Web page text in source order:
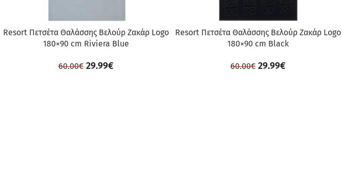
Resort Πετσέτα Θαλάσσης Βελούρ Ζακάρ Logo
180×90 cm Riviera Blue
60.00€ 29.99€
Resort Πετσέτα Θαλάσσης Βελούρ Ζακάρ Logo
180×90 cm Black
60.00€ 29.99€